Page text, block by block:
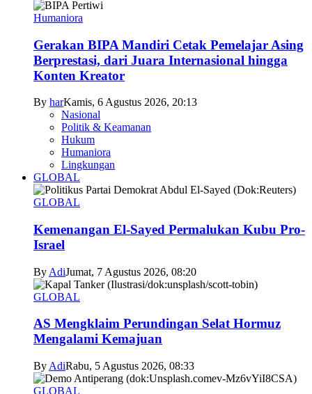
Humaniora
Gerakan BIPA Mandiri Cetak Pemelajar Asing
Berprestasi, dari Juara Internasional hingga
Konten Kreator
By harKamis, 6 Agustus 2026, 20:13
Nasional
Politik & Keamanan
Hukum
Humaniora
Lingkungan
GLOBAL
GLOBAL
Kemenangan El-Sayed Permalukan Kubu Pro-
Israel
By AdiJumat, 7 Agustus 2026, 08:20
GLOBAL
AS Mengklaim Perundingan Selat Hormuz
Mengalami Kemajuan
By AdiRabu, 5 Agustus 2026, 08:33
GLOBAL